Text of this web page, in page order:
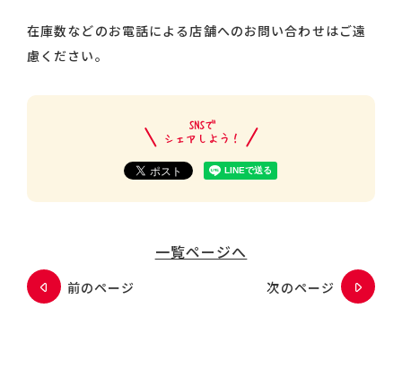
在庫数などのお電話による店舗へのお問い合わせはご遠
慮ください。
一覧ページへ
前のページ 次のページ